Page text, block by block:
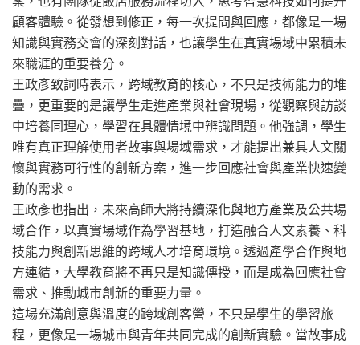
顧客體驗。從發想到修正，每一次提問與回應，都像是一場
知識與實務交會的深刻對話，也讓學生在真實場域中累積未
來職涯的重要養分。
王政彥致詞時表示，跨域教育的核心，不只是技術能力的堆
疊，更重要的是讓學生走進產業與社會現場，從觀察與訪談
中培養同理心，學習在具體情境中辨識問題。他強調，學生
唯有真正理解使用者故事與場域需求，才能提出兼具人文關
懷與實務可行性的創新方案，進一步回應社會與產業快速變
動的需求。
王政彥也指出，未來高師大將持續深化與地方產業及公共場
域合作，以真實場域作為學習基地，打造融合人文素養、科
技能力與創新思維的跨域人才培育環境。透過產學合作與地
方連結，大學教育將不再只是知識傳授，而是成為回應社會
需求、推動城市創新的重要力量。
這場充滿創意與溫度的跨域創客營，不只是學生的學習旅
程，更像是一場城市與青年共同完成的創新實驗。當故事成